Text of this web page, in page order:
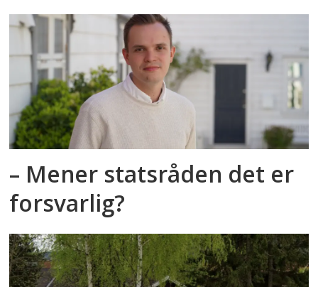
– Mener statsråden det er
forsvarlig?